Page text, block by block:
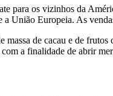
para os vizinhos da
União Europeia. As
de cacau e de
a finalidade de abrir